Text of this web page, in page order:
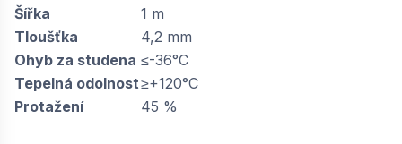
Šířka
1 m
Tloušťka
4,2 mm
Ohyb za studena ≤-36°C
Tepelná odolnost≥+120°C
Protažení
45 %